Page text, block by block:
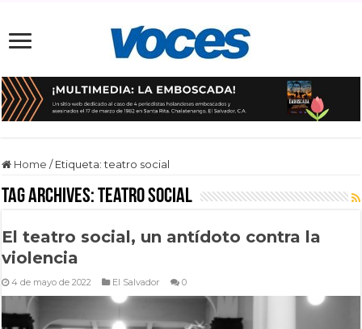
Home / Etiqueta:teatro social
Tag Archives:teatro social
El teatro social, un antídoto contra la
violencia
4 de mayo de 2022 El Salvador 0